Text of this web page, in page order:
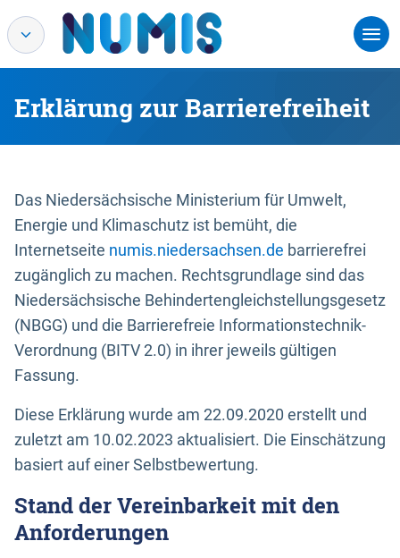
Erklärung zur Barrierefreiheit
Das Niedersächsische Ministerium für Umwelt,
Energie und Klimaschutz ist bemüht, die
Internetseite numis.niedersachsen.de barrierefrei
zugänglich zu machen. Rechtsgrundlage sind das
Niedersächsische Behindertengleichstellungsgesetz
(NBGG) und die Barrierefreie Informationstechnik-
Verordnung (BITV 2.0) in ihrer jeweils gültigen
Fassung.
Diese Erklärung wurde am 22.09.2020 erstellt und
zuletzt am 10.02.2023 aktualisiert. Die Einschätzung
basiert auf einer Selbstbewertung.
Stand der Vereinbarkeit mit den
Anforderungen